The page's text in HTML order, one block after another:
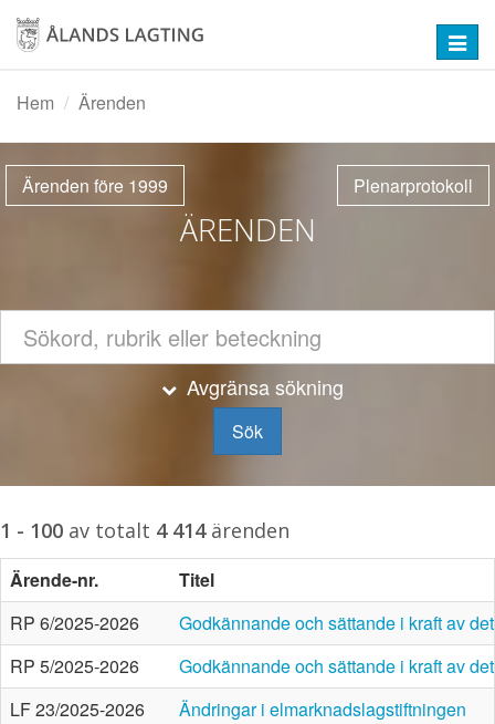
Hoppa
huvudinnehåll
Hem
Ärenden
Ärenden före 1999 Plenarprotokoll
ÄRENDEN
Dölj
Avgränsa sökning
Sök
1 - 100 av totalt 4 414ärenden
Ärende-nr.
Titel
RP 6/2025-2026
Godkännande och sättande i kraft av
RP 5/2025-2026
Godkännande och sättande i kraft av
LF 23/2025-2026
Ändringar i elmarknadslagstiftningen